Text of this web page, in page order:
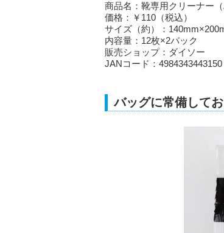
商品名：靴専用クリーナー
価格：￥110（税込）
サイズ（約）：
内容量：12枚×2パック
販売ショップ：ダイソー
JANコード：4984343443150
バッグに常備して